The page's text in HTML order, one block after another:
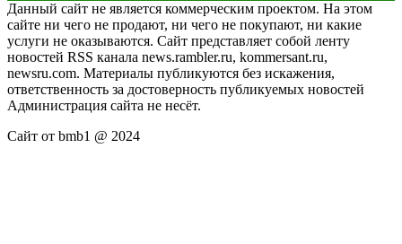
Данный сайт не является коммерческим проектом. На этом
сайте ни чего не продают, ни чего не покупают, ни какие
услуги не оказываются. Сайт представляет собой ленту
новостей RSS канала news.rambler.ru, kommersant.ru,
newsru.com. Материалы публикуются без искажения,
ответственность за достоверность публикуемых новостей
Администрация сайта не несёт.
Сайт от bmb1 @ 2024